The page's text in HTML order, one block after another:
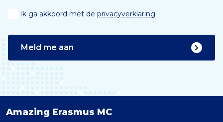
Ik ga akkoord met de privacyverklaring.
Meld me aan
Amazing Erasmus MC